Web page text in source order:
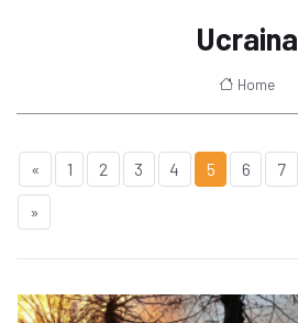
Ucraina
Home
« 1 2 3 4 5 6 7
»